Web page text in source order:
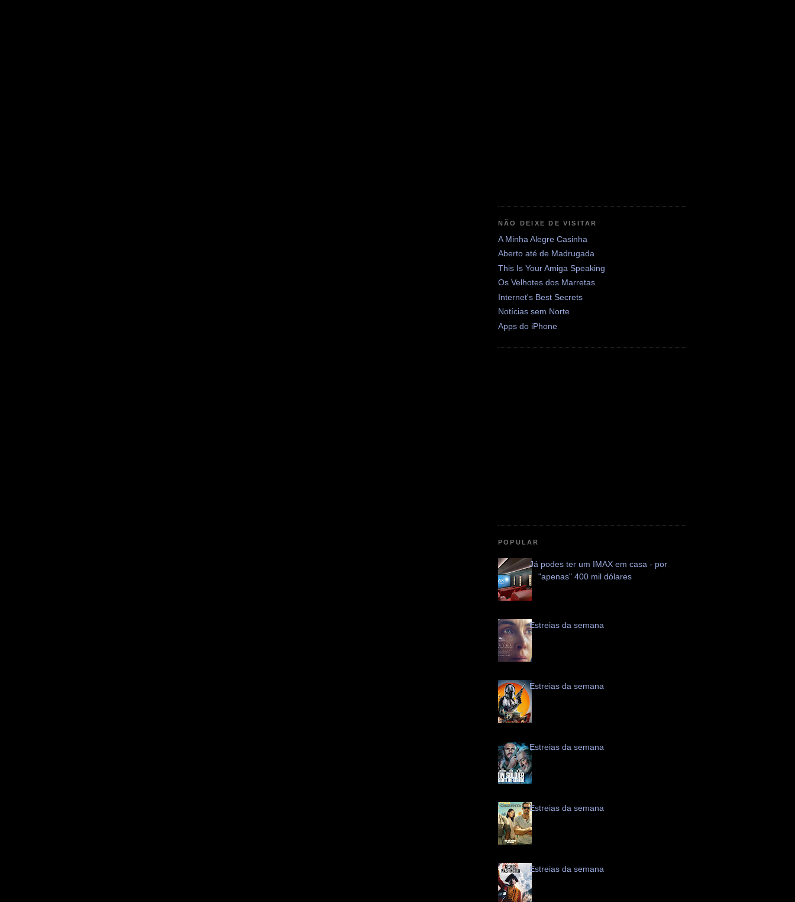
NÃO DEIXE DE VISITAR
A Minha Alegre Casinha
Aberto até de Madrugada
This Is Your Amiga Speaking
Os Velhotes dos Marretas
Internet's Best Secrets
Notícias sem Norte
Apps do iPhone
POPULAR
Já podes ter um IMAX em casa - por
"apenas" 400 mil dólares
Estreias da semana
Estreias da semana
Estreias da semana
Estreias da semana
Estreias da semana